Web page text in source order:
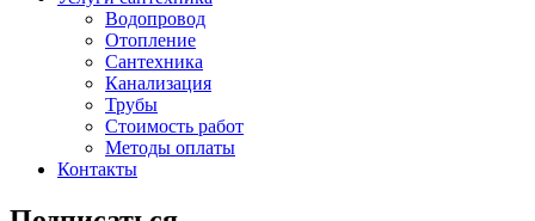
Водопровод
Отопление
Сантехника
Канализация
Трубы
Стоимость работ
Методы оплаты
Контакты